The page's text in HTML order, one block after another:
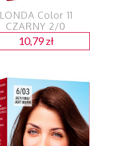
LONDA Color 11
CZARNY 2/0
10,79zł